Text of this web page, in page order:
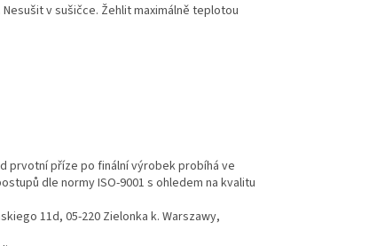
v sušičce. Žehlit maximálně teplotou
prvotní příze po finální výrobek probíhá ve
dle normy ISO-9001 s ohledem na kvalitu
11d, 05-220 Zielonka k. Warszawy,